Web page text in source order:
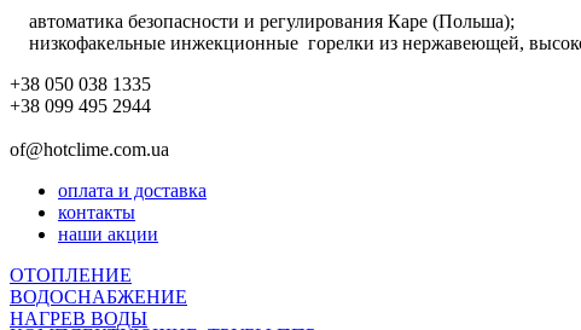
автоматика безопасности и регулирования Каре (Польша);
низкофакельные инжекционные горелки из нержавеющей,
+38 050 038 1335
+38 099 495 2944
of@hotclime.com.ua
оплата и доставка
контакты
наши акции
ОТОПЛЕНИЕ
ВОДОСНАБЖЕНИЕ
НАГРЕВ ВОДЫ